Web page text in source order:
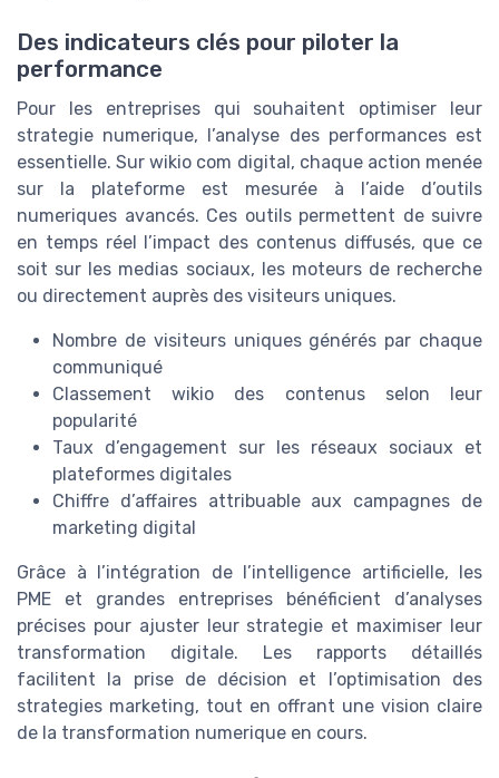
Des indicateurs clés pour piloter la
performance
Pour les entreprises qui souhaitent optimiser leur
strategie numerique, l’analyse des performances est
essentielle. Sur wikio com digital, chaque action menée
sur la plateforme est mesurée à l’aide d’outils
numeriques avancés. Ces outils permettent de suivre
en temps réel l’impact des contenus diffusés, que ce
soit sur les medias sociaux, les moteurs de recherche
ou directement auprès des visiteurs uniques.
Nombre de visiteurs uniques générés par chaque
communiqué
Classement wikio des contenus selon leur
popularité
Taux d’engagement sur les réseaux sociaux et
plateformes digitales
Chiffre d’affaires attribuable aux campagnes de
marketing digital
Grâce à l’intégration de l’intelligence artificielle, les
PME et grandes entreprises bénéficient d’analyses
précises pour ajuster leur strategie et maximiser leur
transformation digitale. Les rapports détaillés
facilitent la prise de décision et l’optimisation des
strategies marketing, tout en offrant une vision claire
de la transformation numerique en cours.